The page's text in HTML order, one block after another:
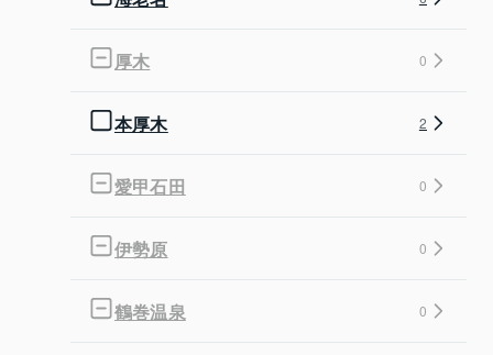
厚木 0
本厚木 2
愛甲石田 0
伊勢原 0
鶴巻温泉 0